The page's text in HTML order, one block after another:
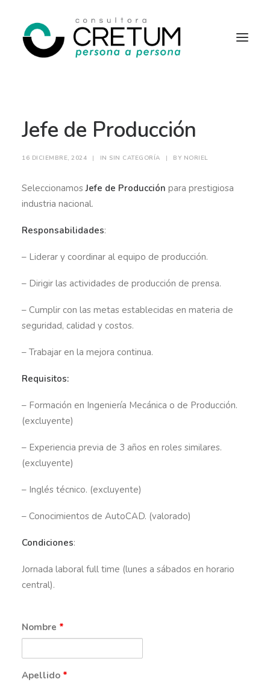
SERVICIOS
SOBRE NOSOTROS
Jefe de Producción
16 DICIEMBRE, 2024 | IN SIN CATEGORÍA | BY NORIEL
SeleccionamosJefe de Producción para prestigiosa
industria nacional.
Responsabilidades:
– Liderar y coordinar al equipo de producción.
– Dirigir las actividades de producción de prensa.
– Cumplir con las metas establecidas en materia de
seguridad, calidad y costos.
– Trabajar en la mejora continua.
Requisitos:
– Formación en Ingeniería Mecánica o de Producción.
(excluyente)
– Experiencia previa de 3 años en roles similares.
(excluyente)
– Inglés técnico. (excluyente)
– Conocimientos de AutoCAD. (valorado)
Condiciones:
Jornada laboral full time (lunes a sábados en horario
central).
Nombre *
Apellido *